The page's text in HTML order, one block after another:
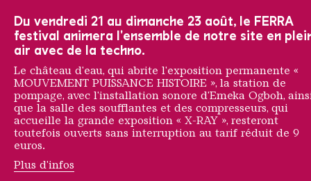
Du vendredi 21 au dimanche 23 août, le FERRA
festival animera l'ensemble de notre site en
air avec de la techno.
Le château d'eau, qui abrite l'exposition permanente «
MOUVEMENT PUISSANCE HISTOIRE », la station de
pompage, avec l'installation sonore d'Emeka Ogboh,
que la salle des soufflantes et des compresseurs, qui
accueille la grande exposition « X-RAY », resteront
toutefois ouverts sans interruption au tarif réduit de 9
euros.
Plus d'infos